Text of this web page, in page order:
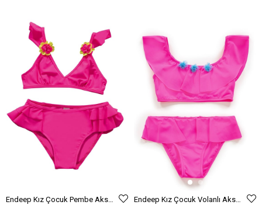
Endeep Kız Çocuk Pembe Aksesuar Detaylı Volanlı Bikini Takımı Endeep Kız Çocuk Volanlı Aksesuarlı Pembe Bikini Takımı